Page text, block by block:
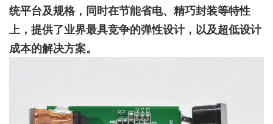
统平台及规格，同时在节能省电、精巧封装等特性
上，提供了业界最具竞争的弹性设计，以及超低设计
成本的解决方案。